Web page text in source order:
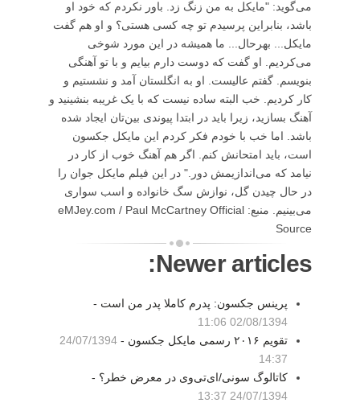
می‌گوید: "مایکل به من زنگ زد. باور نکردم که خود او
باشد، بنابراین پرسیدم تو چه کسی هستی؟ و او هم گفت
مایکل... بهرحال... ما همیشه در این مورد شوخی
می‌کردیم. او گفت که دوست دارم بیایم و با تو آهنگی
بنویسم. گفتم عالیست. او به انگلستان آمد و نشستیم و
کار کردیم. خب البته ساده نیست که با یک غریبه بنشینید و
آهنگ بسازید، زیرا باید در ابتدا پیوندی بین‌تان ایجاد شده
باشد. اما خب با خودم فکر کردم این مایکل جکسون
است، باید امتحانش کنم. اگر هم آهنگ خوب از کار در
نیامد که می‌اندازیمش دور." در این فیلم مایکل جوان را
در حال چیدن گل، نوازش سگ خانواده و اسب سواری
می‌بینیم. منبع: eMJey.com / Paul McCartney Official
Source
Newer articles:
پرینس جکسون: پدرم کاملا پدر من است -
02/08/1394 11:06
تقویم ۲۰۱۶ رسمی مایکل جکسون -
24/07/1394
14:37
کاتالوگ سونی/ای‌تی‌وی در معرض خطر؟ -
24/07/1394 13:37